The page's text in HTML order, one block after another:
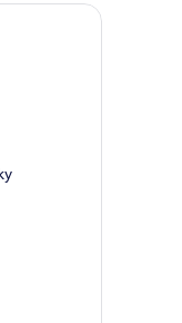
ja parveke, jolta on
on suuri sänky,